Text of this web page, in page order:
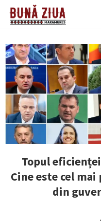
Topul
Cine este cel
din